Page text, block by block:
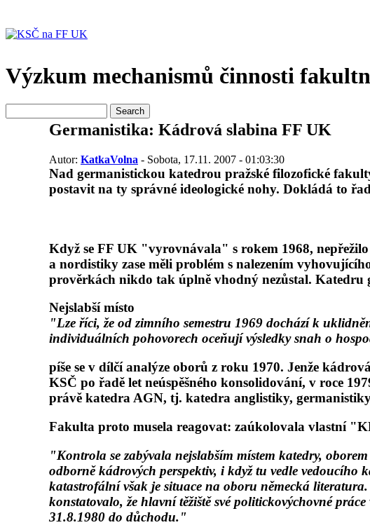
Výzkum mechanismů činnosti
Germanistika: Kádrová slabina FF UK
Autor: KatkaVolna - Sobota, 17.11. 2007 - 01:03:30
Nad germanistickou katedrou pražské filozofické
postavit na ty správné ideologické nohy. Dokládá to
Když se FF UK "vyrovnávala" s rokem 1968,
a nordistiky zase měli problém s nalezením
prověrkách nikdo tak úplně vhodný nezůstal. Katedru
Nejslabší místo
"Lze říci, že od zimního semestru 1969 dochází k
individuálních pohovorech oceňují výsledky snah o
píše se v dílčí analýze oborů z roku 1970. Jenže
KSČ po řadě let neúspěšného konsolidování, v roce
právě katedra AGN, tj. katedra anglistiky,
Fakulta proto musela reagovat: zaúkolovala vlastní
"Kontrola se zabývala nejslabším místem katedry,
odborně kádrových perspektiv, i když tu vedle vedoucího
katastrofální však je situace na oboru německá
konstatovalo, že hlavní těžiště své politickovýchovné
31.8.1980 do důchodu."